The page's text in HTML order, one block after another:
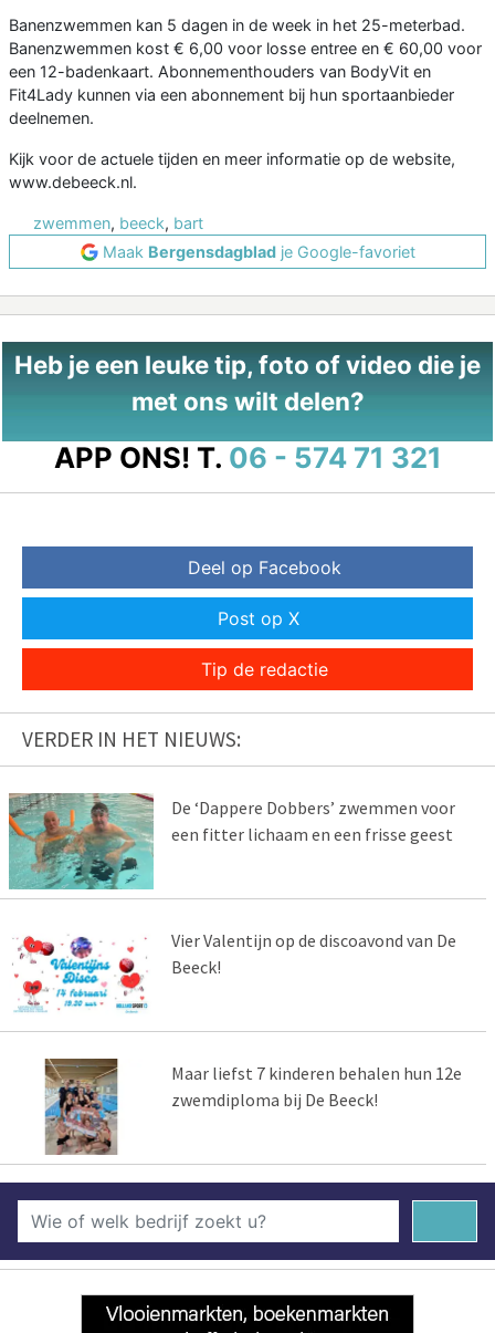
Banenzwemmen kan 5 dagen in de week in het 25-meterbad.
Banenzwemmen kost € 6,00 voor losse entree en € 60,00 voor
een 12-badenkaart. Abonnementhouders van BodyVit en
Fit4Lady kunnen via een abonnement bij hun sportaanbieder
deelnemen.
Kijk voor de actuele tijden en meer informatie op de website,
www.debeeck.nl.
zwemmen, beeck, bart
Maak Bergensdagbladje Google-favoriet
Heb je een leuke tip, foto of video die je
met ons wilt delen?
APP ONS! T. 06 - 574 71 321
Deel op Facebook
Post op X
Tip de redactie
VERDER IN HET NIEUWS:
De ‘Dappere Dobbers’ zwemmen voor
een fitter lichaam en een frisse geest
Vier Valentijn op de discoavond van De
Beeck!
Maar liefst 7 kinderen behalen hun 12e
zwemdiploma bij De Beeck!